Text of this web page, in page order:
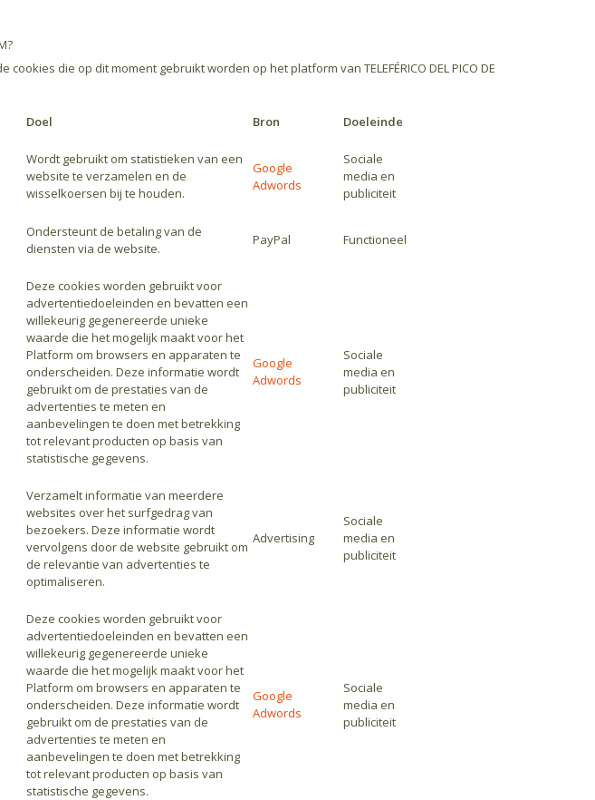
die op dit moment gebruikt worden op het platform van TELEFÉRICO DEL PICO DE
Doel Bron Doeleinde
Wordt gebruikt om statistieken van een
website te verzamelen en de
wisselkoersen bij te houden.
Google
Adwords
Sociale
media en
publiciteit
Ondersteunt de betaling van de
diensten via de website.
PayPal Functioneel
Deze cookies worden gebruikt voor
advertentiedoeleinden en bevatten een
willekeurig gegenereerde unieke
waarde die het mogelijk maakt voor het
Platform om browsers en apparaten te
onderscheiden. Deze informatie wordt
gebruikt om de prestaties van de
advertenties te meten en
aanbevelingen te doen met betrekking
tot relevant producten op basis van
statistische gegevens.
Google
Adwords
Sociale
media en
publiciteit
Verzamelt informatie van meerdere
websites over het surfgedrag van
bezoekers. Deze informatie wordt
vervolgens door de website gebruikt om
de relevantie van advertenties te
optimaliseren.
Advertising
Sociale
media en
publiciteit
Deze cookies worden gebruikt voor
advertentiedoeleinden en bevatten een
willekeurig gegenereerde unieke
waarde die het mogelijk maakt voor het
Platform om browsers en apparaten te
onderscheiden. Deze informatie wordt
gebruikt om de prestaties van de
advertenties te meten en
aanbevelingen te doen met betrekking
tot relevant producten op basis van
statistische gegevens.
Google
Adwords
Sociale
media en
publiciteit